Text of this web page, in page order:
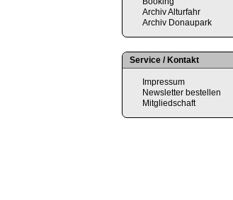
Archiv Alturfahr
Archiv Donaupark
Service / Kontakt
Impressum
Newsletter bestellen
Mitgliedschaft